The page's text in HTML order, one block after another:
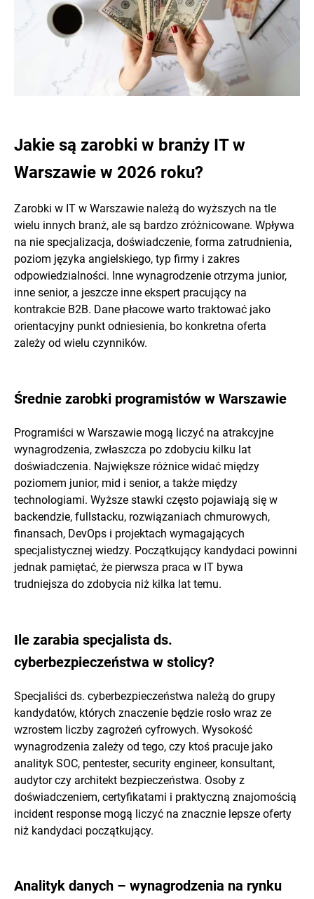
Jakie są zarobki w branży IT w
Warszawie w 2026 roku?
Zarobki w IT w Warszawie należą do wyższych na tle
wielu innych branż, ale są bardzo zróżnicowane. Wpływa
na nie specjalizacja, doświadczenie, forma zatrudnienia,
poziom języka angielskiego, typ firmy i zakres
odpowiedzialności. Inne wynagrodzenie otrzyma junior,
inne senior, a jeszcze inne ekspert pracujący na
kontrakcie B2B. Dane płacowe warto traktować jako
orientacyjny punkt odniesienia, bo konkretna oferta
zależy od wielu czynników.
Średnie zarobki programistów w Warszawie
Programiści w Warszawie mogą liczyć na atrakcyjne
wynagrodzenia, zwłaszcza po zdobyciu kilku lat
doświadczenia. Największe różnice widać między
poziomem junior, mid i senior, a także między
technologiami. Wyższe stawki często pojawiają się w
backendzie, fullstacku, rozwiązaniach chmurowych,
finansach, DevOps i projektach wymagających
specjalistycznej wiedzy. Początkujący kandydaci powinni
jednak pamiętać, że pierwsza praca w IT bywa
trudniejsza do zdobycia niż kilka lat temu.
Ile zarabia specjalista ds.
cyberbezpieczeństwa w stolicy?
Specjaliści ds. cyberbezpieczeństwa należą do grupy
kandydatów, których znaczenie będzie rosło wraz ze
wzrostem liczby zagrożeń cyfrowych. Wysokość
wynagrodzenia zależy od tego, czy ktoś pracuje jako
analityk SOC, pentester, security engineer, konsultant,
audytor czy architekt bezpieczeństwa. Osoby z
doświadczeniem, certyfikatami i praktyczną znajomością
incident response mogą liczyć na znacznie lepsze oferty
niż kandydaci początkujący.
Analityk danych – wynagrodzenia na rynku